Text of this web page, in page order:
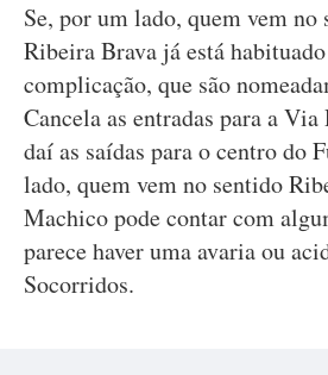
Se, por um lado, quem vem
Ribeira Brava já está
complicação, que são
Cancela as entradas para a
daí as saídas para o centro do
lado, quem vem no sentido
Machico pode contar com
parece haver uma avaria ou
Socorridos.